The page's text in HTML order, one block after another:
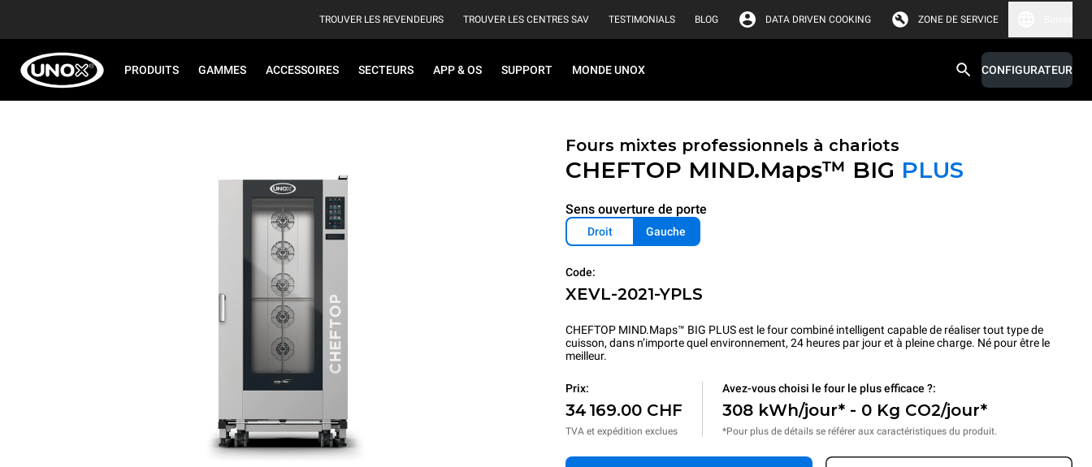
TROUVER LES REVENDEURS TROUVER LES CENTRES SAV TESTIMONIALS BLOG DATA DRIVEN COOKING ZONE DE SERVICE
PRODUITS GAMMES ACCESSOIRES SECTEURS APP & OS SUPPORT MONDE UNOX CONFIGURATEUR
Fours mixtes professionnels à chariots
CHEFTOP MIND.Maps™ BIG PLUS
Sens ouverture de porte
Droit Gauche
Code:
XEVL-2021-YPLS
CHEFTOP MIND.Maps™ BIG PLUS est le four combiné intelligent capable de réaliser tout type de
cuisson, dans n’importe quel environnement, 24 heures par jour et à pleine charge. Né pour être le
meilleur.
Prix:
34 169.00 CHF
TVA et expédition exclues
Avez-vous choisi le four le plus efficace ?:
308 kWh/jour* - 0 Kg CO2/jour*
*Pour plus de détails se référer aux caractéristiques du produit.